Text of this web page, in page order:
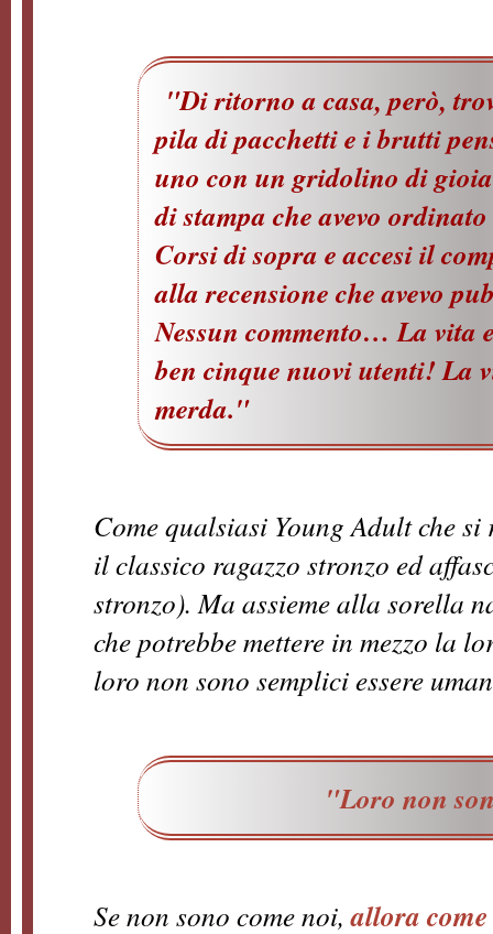
"Di ritorno a casa, però,
pila di pacchetti e i brutti
uno con un gridolino di
di stampa che avevo
Corsi di sopra e accesi il
alla recensione che avevo
Nessun commento… La vita
ben cinque nuovi utenti! La
merda."
Come qualsiasi Young Adult che
il classico ragazzo stronzo ed
stronzo). Ma assieme alla sorella
che potrebbe mettere in mezzo la
loro non sono semplici essere
"Loro non
Se non sono come noi, allora